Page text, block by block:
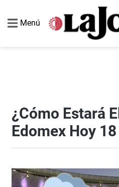
Menú
¿Cómo Estará
Edomex Hoy